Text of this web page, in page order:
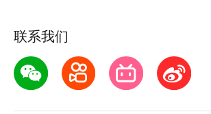
联系我们